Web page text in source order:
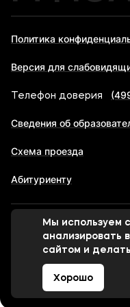
Политика
Версия для
Телефон доверия
Сведения об
Схема проезда
Абитуриенту
© 1998-2026
университет МФЮА
Сделано в
Мы используем
анализировать
сайтом и
Хорошо